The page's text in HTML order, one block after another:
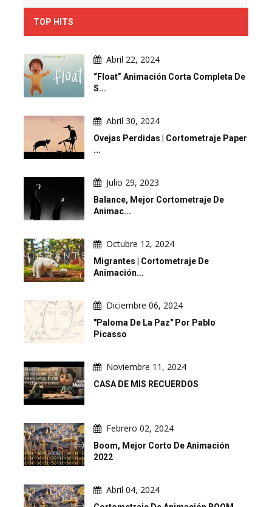
TOP HITS
Abril 22, 2024
“Float” Animación Corta Completa De
S...
Abril 30, 2024
Ovejas Perdidas | Cortometraje Paper
...
Julio 29, 2023
Balance, Mejor Cortometraje De
Animac...
Octubre 12, 2024
Migrantes | Cortometraje De
Animación...
Diciembre 06, 2024
"Paloma De La Paz" Por Pablo
Picasso
Noviembre 11, 2024
CASA DE MIS RECUERDOS
Febrero 02, 2024
Boom, Mejor Corto De Animación
2022
Abril 04, 2024